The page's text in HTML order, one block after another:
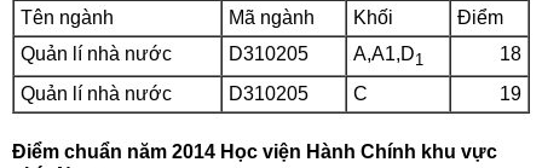
Tên ngành Mã ngành Khối
Điểm
Quản lí nhà nước
D310205 A,A1,D1
18
Quản lí nhà nước
D310205 C 19
Điểm chuẩn năm 2014 Học viện Hành Chính khu vực